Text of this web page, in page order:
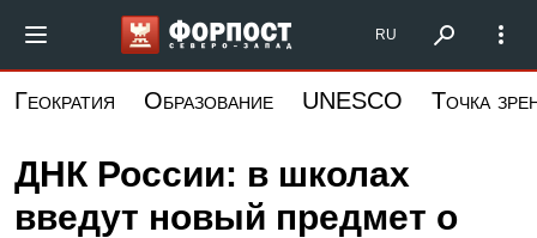
основному
Форпост Северо-Запад
RU
Геократия Образование UNESCO Точка
ДНК России: в школах
введут новый предмет о